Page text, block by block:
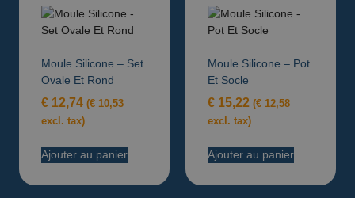
Moule Silicone – Set
Ovale Et Rond
€ 12,74 (€ 10,53
excl. tax)
Ajouter au panier
Moule Silicone – Pot
Et Socle
€ 15,22 (€ 12,58
excl. tax)
Ajouter au panier